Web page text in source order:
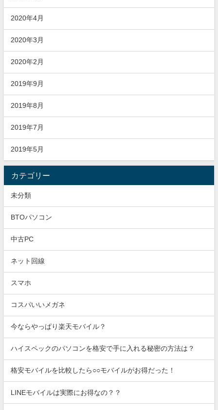
2020年4月
2020年3月
2020年2月
2019年9月
2019年8月
2019年7月
2019年5月
カテゴリー
未分類
BTOパソコン
中古PC
ネット回線
スマホ
コスパいいメガネ
今ならやっぱり楽天モバイル？
ハイスペックのパソコンを格安で手に入れる秘密の方法は？
格安モバイルを比較したら○○モバイルがお得だった！
LINEモバイルは実際にお得なの？？